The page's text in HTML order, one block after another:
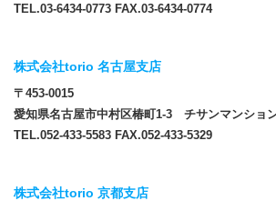
TEL.03-6434-0773 FAX.03-6434-0774
株式会社torio 名古屋支店
〒453-0015
愛知県名古屋市中村区椿町1-3 チサンマンショ
TEL.052-433-5583 FAX.052-433-5329
株式会社torio 京都支店